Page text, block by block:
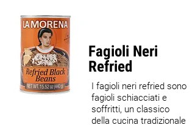
Fagioli Neri
Refried
I fagioli neri refried sono
fagioli schiacciati e
soffritti, un classico
della cucina tradizionale